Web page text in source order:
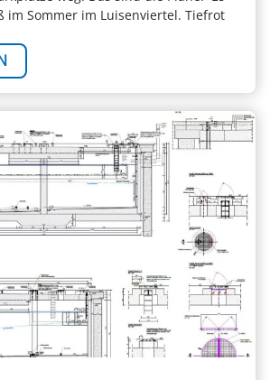
im Sommer im Luisenviertel. Tiefrot